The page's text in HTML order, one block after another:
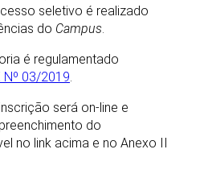
seletivo é realizado
do Campus.
é regulamentado
Nº 03/2019.
será on-line e
do
no link acima e no Anexo II